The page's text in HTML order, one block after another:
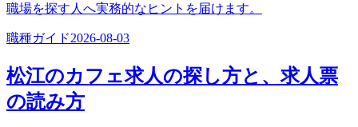
職場を探す人へ実務的なヒントを届けます。
職種ガイド2026-08-03
松江のカフェ求人の探し方と、求人票
の読み方